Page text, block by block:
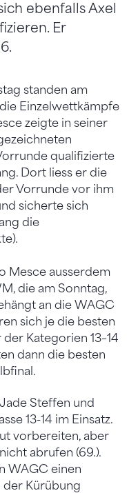
ebenfalls Axel
Er
standen am
Einzelwettkämpfe
zeigte in seiner
qualifizierte
Dort liess er die
Vorrunde vor ihm
sicherte sich
die
Mesce ausserdem
die am Sonntag,
an die WAGC
sich je die besten
Kategorien 13–14
dann die besten
Steffen und
13-14 im Einsatz.
vorbereiten, aber
abrufen (69.).
WAGC einen
der Kürübung